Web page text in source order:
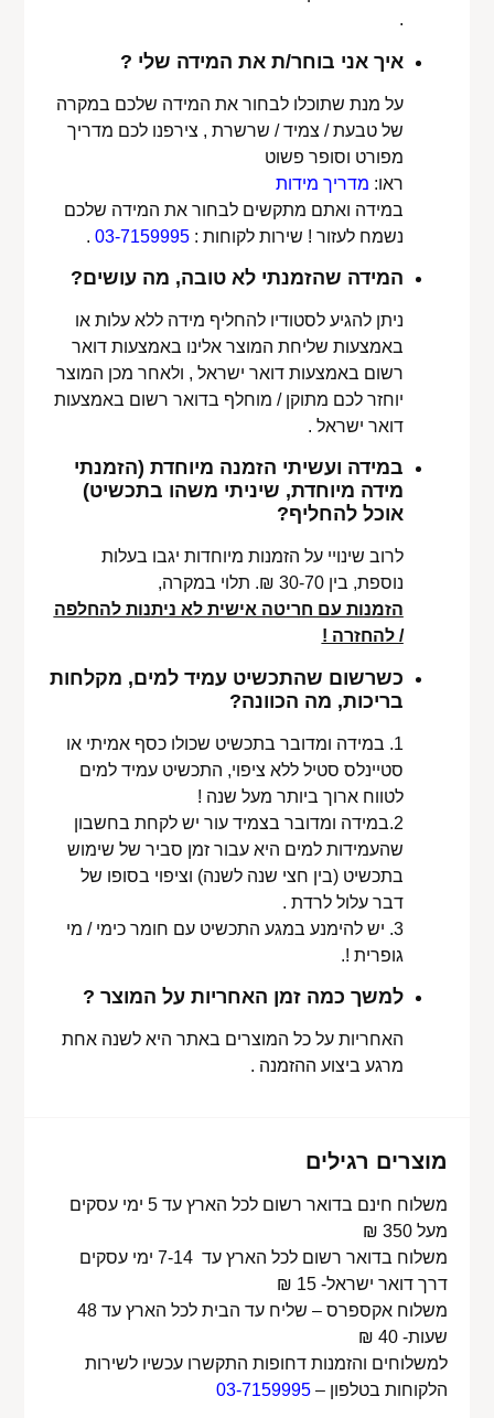
.
איך אני בוחר/ת את המידה שלי ?
על מנת שתוכלו לבחור את המידה שלכם במקרה
של טבעת / צמיד / שרשרת , צירפנו לכם מדריך
מפורט וסופר פשוט
ראו: מדריך מידות
במידה ואתם מתקשים לבחור את המידה שלכם
נשמח לעזור ! שירות לקוחות :03-7159995
.
המידה שהזמנתי לא טובה, מה עושים?
ניתן להגיע לסטודיו להחליף מידה ללא עלות או
באמצעות שליחת המוצר אלינו באמצעות דואר
רשום באמצעות דואר ישראל , ולאחר מכן המוצר
יוחזר לכם מתוקן / מוחלף בדואר רשום באמצעות
דואר ישראל .
במידה ועשיתי הזמנה מיוחדת (הזמנתי
מידה מיוחדת, שיניתי משהו בתכשיט)
אוכל להחליף?
לרוב שינויי על הזמנות מיוחדות יגבו בעלות
נוספת, בין 30-70 ₪. תלוי במקרה,
הזמנות עם חריטה אישית לא ניתנות להחלפה
/ להחזרה !
כשרשום שהתכשיט עמיד למים, מקלחות
בריכות, מה הכוונה?
1. במידה ומדובר בתכשיט שכולו כסף אמיתי או
סטיינלס סטיל ללא ציפוי, התכשיט עמיד למים
לטווח ארוך ביותר מעל שנה !
2.במידה ומדובר בצמיד עור יש לקחת בחשבון
שהעמידות למים היא עבור זמן סביר של שימוש
בתכשיט (בין חצי שנה לשנה) וציפוי בסופו של
דבר עלול לרדת .
3. יש להימנע במגע התכשיט עם חומר כימי / מי
גופרית !.
למשך כמה זמן האחריות על המוצר ?
האחריות על כל המוצרים באתר היא לשנה אחת
מרגע ביצוע ההזמנה .
מוצרים רגילים
משלוח חינם בדואר רשום לכל הארץ עד 5 ימי עסקים
מעל 350 ₪
משלוח בדואר רשום לכל הארץ עד 7-14 ימי עסקים
דרך דואר ישראל- 15 ₪
משלוח אקספרס – שליח עד הבית לכל הארץ עד 48
שעות- 40 ₪
למשלוחים והזמנות דחופות התקשרו עכשיו לשירות
הלקוחות בטלפון –03-7159995